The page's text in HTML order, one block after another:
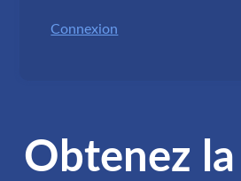
Connexion
Obtenez la